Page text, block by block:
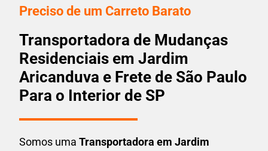
Preciso de um Carreto Barato
Transportadora de Mudanças
Residenciais em Jardim
Aricanduva e Frete de São Paulo
Para o Interior de SP
Somos uma Transportadora em Jardim